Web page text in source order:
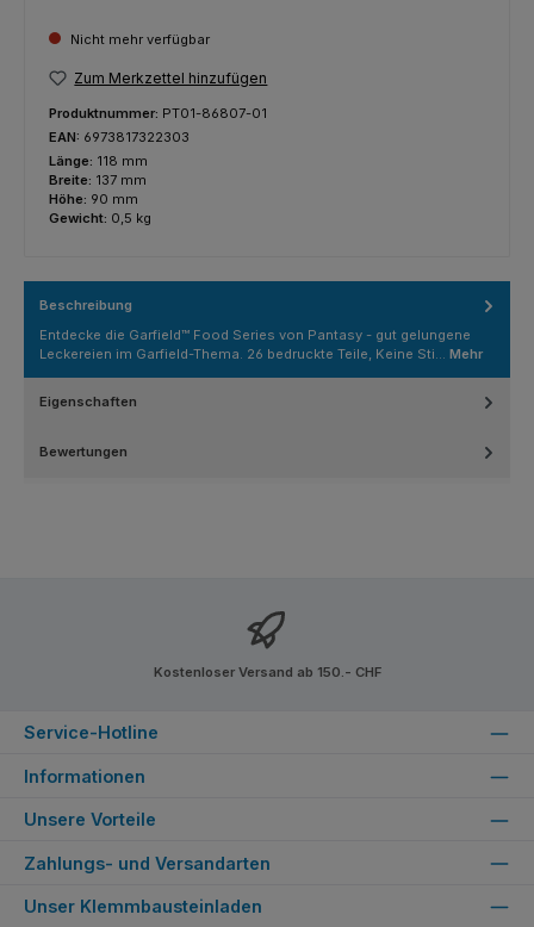
Nicht mehr verfügbar
Zum Merkzettel hinzufügen
Produktnummer: PT01-86807-01
EAN: 6973817322303
Länge: 118 mm
Breite: 137 mm
Höhe: 90 mm
Gewicht: 0,5 kg
Beschreibung
Entdecke die Garfield™ Food Series von Pantasy - gut gelungene
Leckereien im Garfield-Thema. 26 bedruckte Teile, Keine Sti… Mehr
Eigenschaften
Bewertungen
Kostenloser Versand ab 150.- CHF
Service-Hotline
Informationen
Unsere Vorteile
Zahlungs- und Versandarten
Unser Klemmbausteinladen